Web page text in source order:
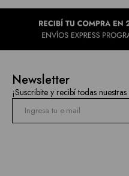
Newsletter
¡Suscribite y recibí todas